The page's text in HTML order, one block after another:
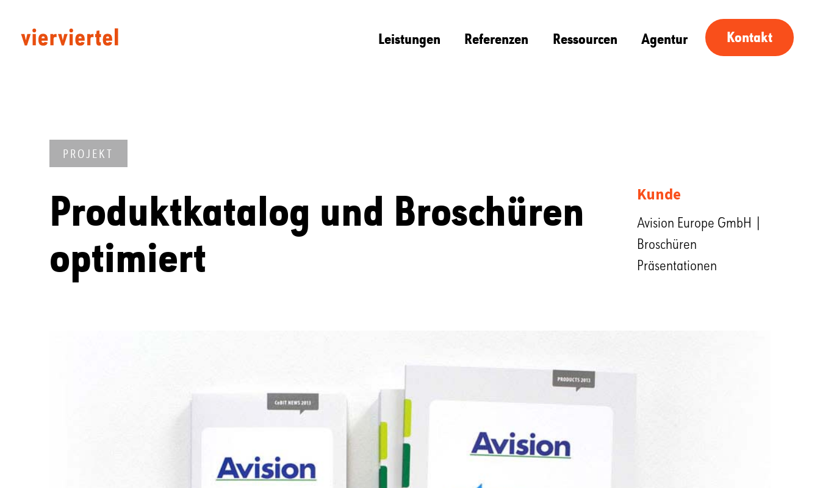
Leistungen Referenzen Ressourcen Agentur Kontakt
PROJEKT
Produktkatalog und Broschüren
optimiert
Kunde
Avision Europe GmbH |
Broschüren
Präsentationen